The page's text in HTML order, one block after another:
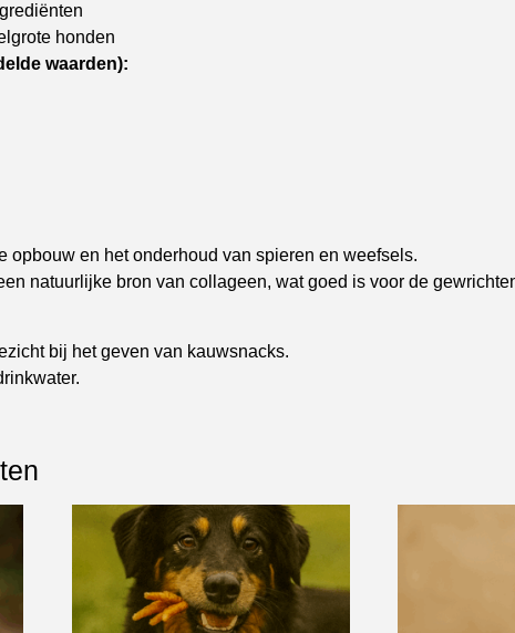
honden
waarden):
opbouw en het onderhoud van spieren en weefsels.
natuurlijke bron van collageen, wat goed is voor de
bij het geven van kauwsnacks.